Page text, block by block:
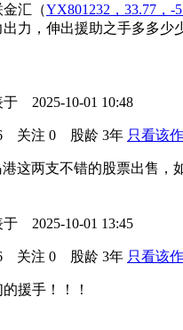
金汇 （YX801232，33.77，-
力，伸出援助之手多多少
2025-10-01 10:48
关注 0 股龄 3年 只看该
这两支不错的股票出售，
2025-10-01 13:45
关注 0 股龄 3年 只看该
援手！！！